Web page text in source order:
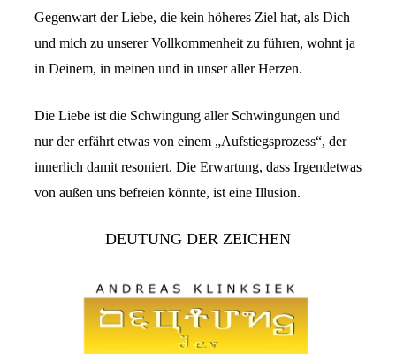
Gegenwart der Liebe, die kein höheres Ziel hat, als Dich
und mich zu unserer Vollkommenheit zu führen, wohnt ja
in Deinem, in meinen und in unser aller Herzen.
Die Liebe ist die Schwingung aller Schwingungen und
nur der erfährt etwas von einem „Aufstiegsprozess“, der
innerlich damit resoniert. Die Erwartung, dass Irgendetwas
von außen uns befreien könnte, ist eine Illusion.
DEUTUNG DER ZEICHEN